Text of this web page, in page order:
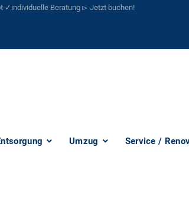
✓individuelle Beratung ▻ Jetzt buchen!
Umzug Service /